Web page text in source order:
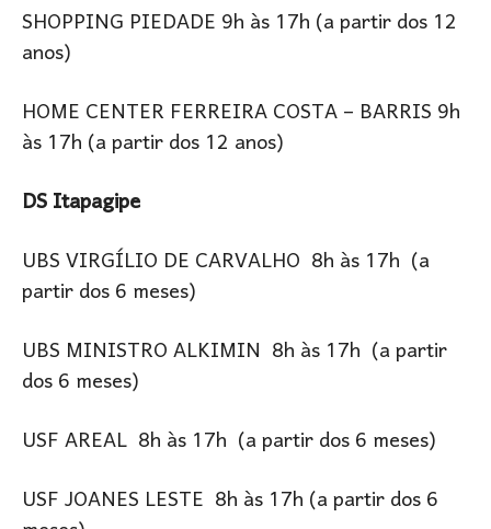
SHOPPING PIEDADE 9h às 17h (a partir dos 12
anos)
HOME CENTER FERREIRA COSTA – BARRIS 9h
às 17h (a partir dos 12 anos)
DS Itapagipe
UBS VIRGÍLIO DE CARVALHO 8h às 17h (a
partir dos 6 meses)
UBS MINISTRO ALKIMIN 8h às 17h (a partir
dos 6 meses)
USF AREAL 8h às 17h (a partir dos 6 meses)
USF JOANES LESTE 8h às 17h (a partir dos 6